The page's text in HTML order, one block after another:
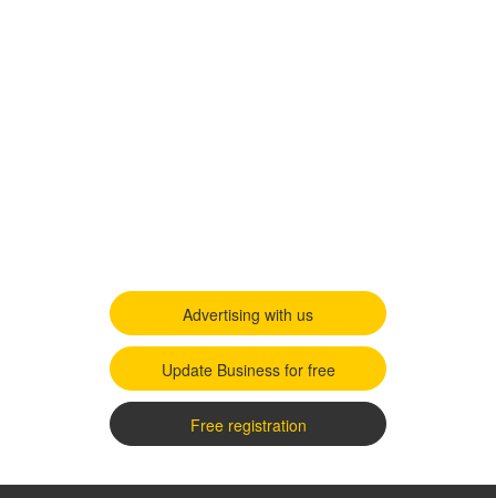
Advertising with us
Update Business for free
Free registration